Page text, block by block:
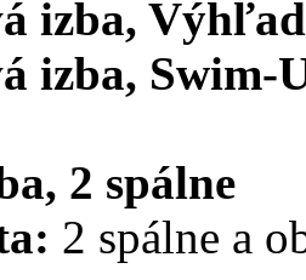
izba,
izba, Swim-
2 spálne
2 spálne a